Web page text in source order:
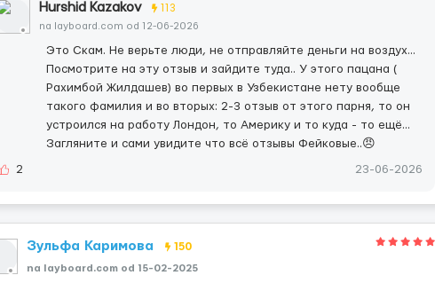
Hurshid Kazakov 113
na layboard.com od 12-06-2026
Это Скам. Не верьте люди, не отправляйте деньги на воздух...
Посмотрите на эту отзыв и зайдите туда.. У этого пацана (
Рахимбой Жилдашев) во первых в Узбекистане нету вообще
такого фамилия и во вторых: 2-3 отзыв от этого парня, то он
устроился на работу Лондон, то Америку и то куда - то ещё...
Загляните и сами увидите что всё отзывы Фейковые..😠
2 23-06-2026
Зульфа Каримова 150
na layboard.com od 15-02-2025